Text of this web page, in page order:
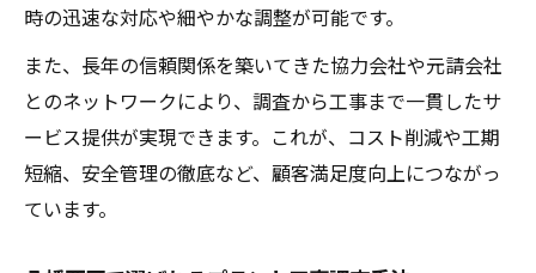
時の迅速な対応や細やかな調整が可能です。
また、長年の信頼関係を築いてきた協力会社や元請会社
とのネットワークにより、調査から工事まで一貫したサ
ービス提供が実現できます。これが、コスト削減や工期
短縮、安全管理の徹底など、顧客満足度向上につながっ
ています。